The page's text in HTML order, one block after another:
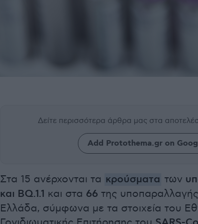
Δείτε περισσότερα άρθρα μας στα
Add Protothema.gr on
Στα 15 ανέρχονται τα κρούσματα των
και ΒQ.1.1 και στα 66 της υποπαραλλαγής
Ελλάδα, σύμφωνα με τα στοιχεία του